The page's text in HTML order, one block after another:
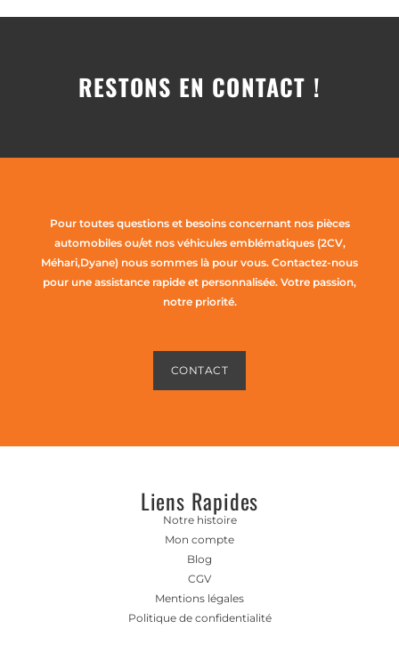
RESTONS EN CONTACT !
Pour toutes questions et besoins concernant nos pièces
automobiles ou/et nos véhicules emblématiques (2CV,
Méhari,Dyane) nous sommes là pour vous. Contactez-nous
pour une assistance rapide et personnalisée. Votre passion,
notre priorité.
CONTACT
Liens Rapides
Notre histoire
Mon compte
Blog
CGV
Mentions légales
Politique de confidentialité